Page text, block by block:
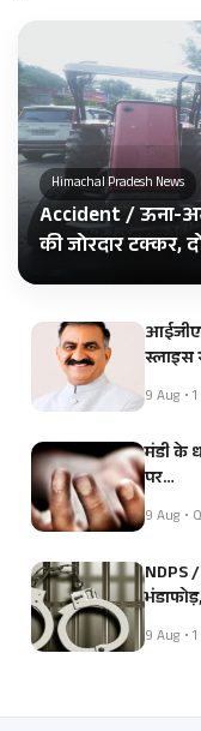
Himachal Pradesh News
Accident / ऊना-
की जोरदार टक्कर,
स्लाइस
9 Aug •
मंडी के
पर…
9 Aug •
NDPS
9 Aug •